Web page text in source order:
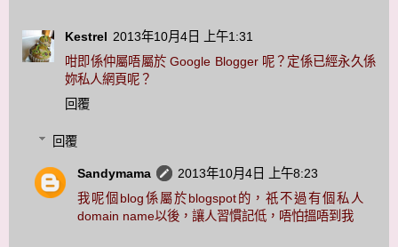
Kestrel 2013年10月4日 上午1:31
咁即係仲屬唔屬於 Google Blogger 呢？定係已經永久係
妳私人網頁呢？
回覆
回覆
Sandymama
2013年10月4日 上午8:23
我呢個blog係屬於blogspot的，祇不過有個私人
domain name以後，讓人習慣記低，唔怕搵唔到我